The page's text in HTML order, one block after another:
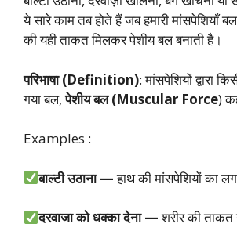
ये सारे काम तब होते हैं जब हमारी मांसपेशियाँ
की यही ताकत मिलकर पेशीय बल बनाती है।
परिभाषा (Definition): मांसपेशियों द्वारा
गया बल,पेशीय बल (Muscular Force)
Examples :
बाल्टी उठाना —हाथ की मांसपेशियों का
दरवाजा को धक्का देना —शरीर की ताकत